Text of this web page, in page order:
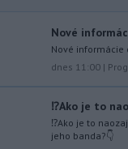
v súvislosti s určením
obvodov celkovo
samosprávnych
Predseda Národnej rady
Nové
Nové informácie
dnes 11:00 |
⁉️Ako je to
⁉️Ako je to
jeho banda?👇